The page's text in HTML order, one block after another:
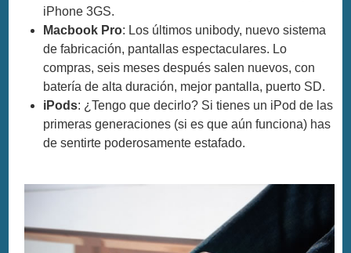
iPhone 3GS.
Macbook Pro: Los últimos unibody, nuevo sistema
de fabricación, pantallas espectaculares. Lo
compras, seis meses después salen nuevos, con
batería de alta duración, mejor pantalla, puerto SD.
iPods: ¿Tengo que decirlo? Si tienes un iPod de las
primeras generaciones (si es que aún funciona) has
de sentirte poderosamente estafado.